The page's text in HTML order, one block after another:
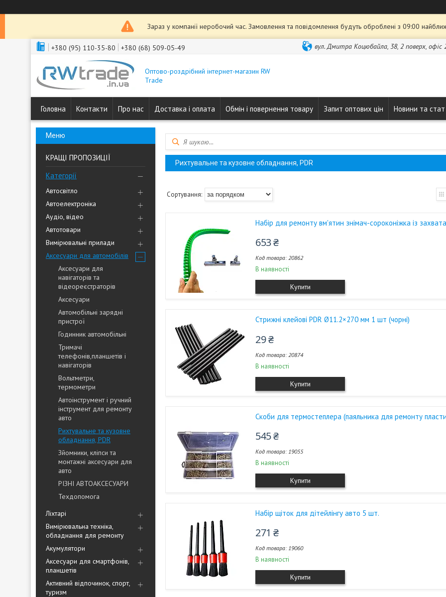
Зараз у компанії неробочий час. Замовлення та повідомлення будуть оброблені з 09:00
+380 (95) 110-35-80 +380 (68) 509-05-49 вул. Дмитра Коцюбайла, 38, 2 поверх, офіс
Оптово-роздрібний інтернет-магазин RW
Trade
Головна Контакти Про нас Доставка і оплата Обмін і повернення товару Запит оптових цін Новини та
КРАЩІ ПРОПОЗИЦІЇ
Категорії
Автосвітло
Автоелектроніка
Аудіо, відео
Автотовари
Вимірювальні прилади
Аксесуари для автомобілів
Аксесуари для
навігаторів та
відеореєстраторів
Аксесуари
Автомобільні зарядні
пристрої
Годинник автомобільні
Тримачі
телефонів,планшетів і
навігаторів
Вольтметри,
термометри
Автоінструмент і ручний
інструмент для ремонту
авто
Рихтувальне та кузовне
обладнання, PDR
Зйомники, кліпси та
монтажні аксесуари для
авто
РІЗНІ АВТОАКСЕСУАРИ
Техдопомога
Ліхтарі
Вимірювальна техніка,
обладнання для ремонту
Акумулятори
Аксесуари для смартфонів,
планшетів
Активний відпочинок, спорт,
туризм
Рихтувальне та кузовне обладнання, PDR
Набір для ремонту вм'ятин знімач-сороконіжка із
653 ₴
20862
В наявності
Купити
Стрижні клейові PDR Ø11.2×270 мм 1 шт (чорні)
29 ₴
20874
В наявності
Купити
Скоби для термостеплера (паяльника для ремонту
545 ₴
19055
В наявності
Купити
Набір щіток для дітейлінгу авто 5 шт.
271 ₴
19060
В наявності
Купити